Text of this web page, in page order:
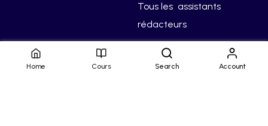
Tous les
rédacteurs
assistants
Home Cours Search Account